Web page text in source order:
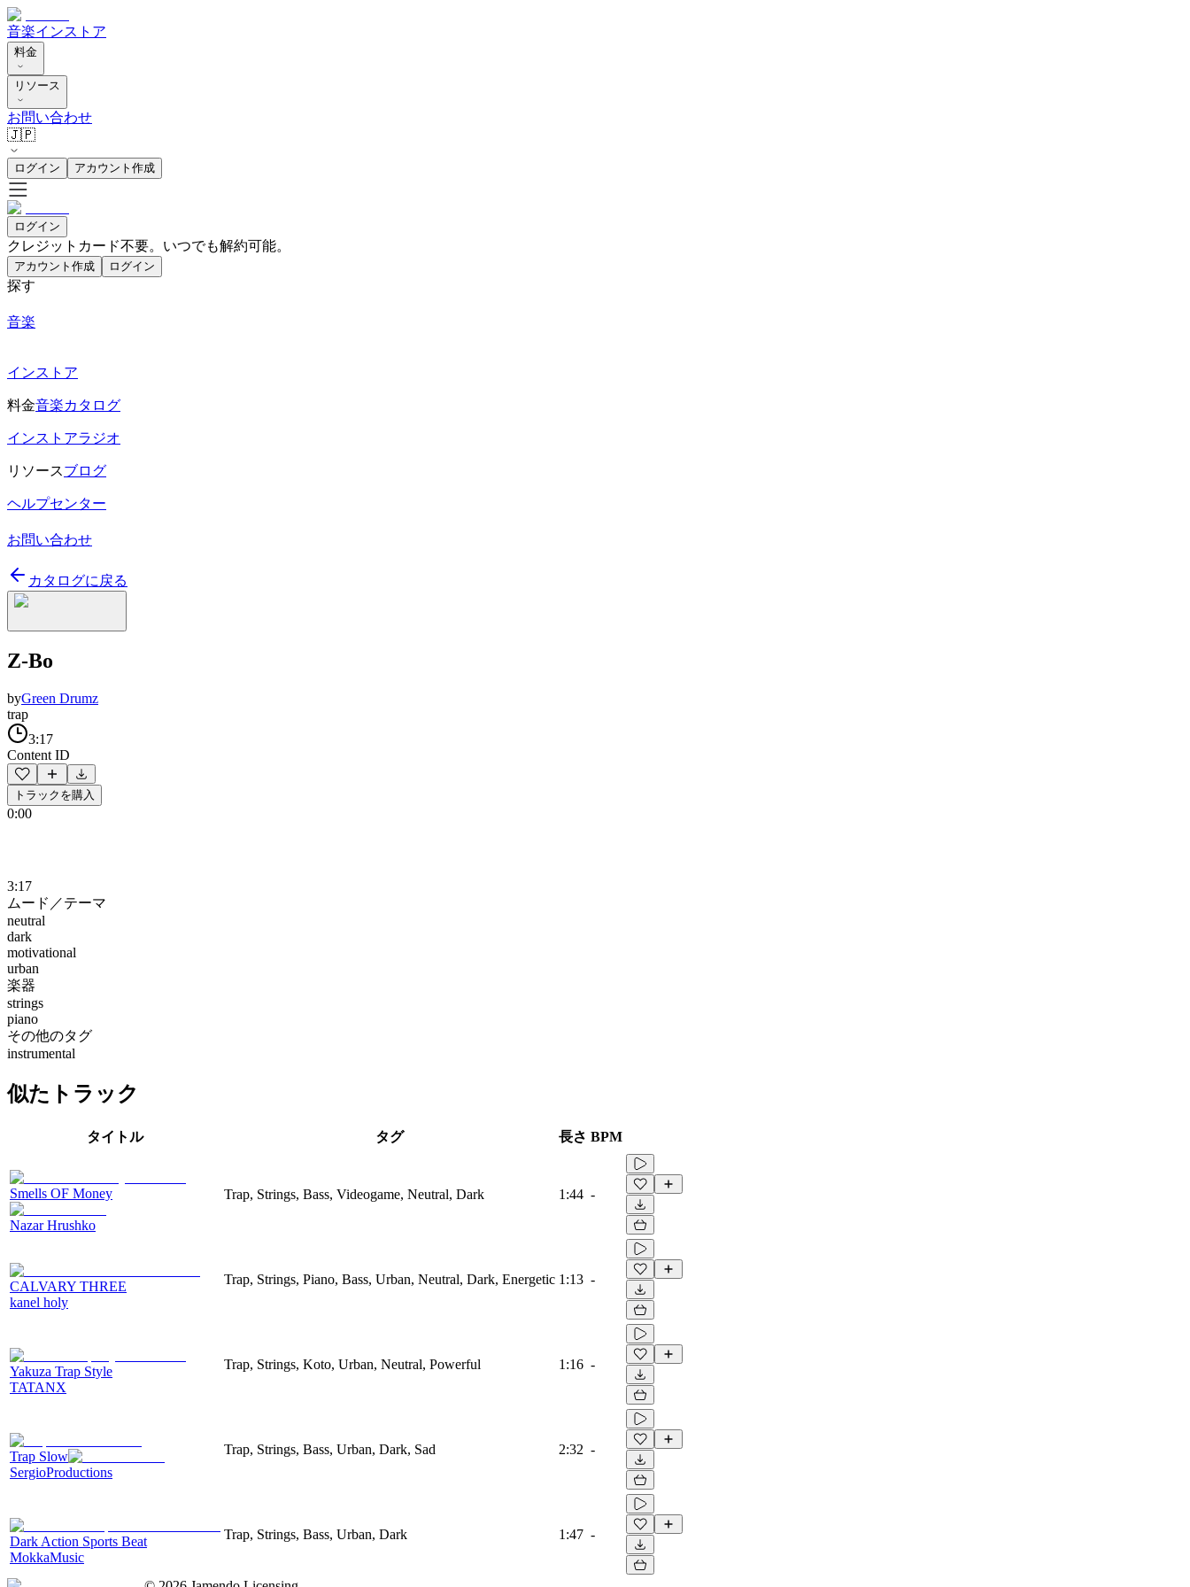
音楽インストア
料金
リソース
お問い合わせ
🇯🇵
ログイン アカウント作成
ログイン
クレジットカード不要。いつでも解約可能。
アカウント作成 ログイン
探す
音楽
インストア
料金音楽カタログ
インストアラジオ
リソースブログ
ヘルプセンター
お問い合わせ
カタログに戻る
Z-Bo
byGreen Drumz
trap
3:17
Content ID
トラックを購入
0:00
3:17
ムード／テーマ
neutral
dark
motivational
urban
楽器
strings
piano
その他のタグ
instrumental
似たトラック
タイトル タグ 長さ BPM
Smells OF Money
Nazar Hrushko
Trap, Strings, Bass, Videogame, Neutral, Dark 1:44 -
CALVARY THREE
kanel holy
Trap, Strings, Piano, Bass, Urban, Neutral, Dark, Energetic 1:13 -
Yakuza Trap Style
TATANX
Trap, Strings, Koto, Urban, Neutral, Powerful 1:16 -
Trap Slow
SergioProductions
Trap, Strings, Bass, Urban, Dark, Sad 2:32 -
Dark Action Sports Beat
MokkaMusic
Trap, Strings, Bass, Urban, Dark 1:47 -